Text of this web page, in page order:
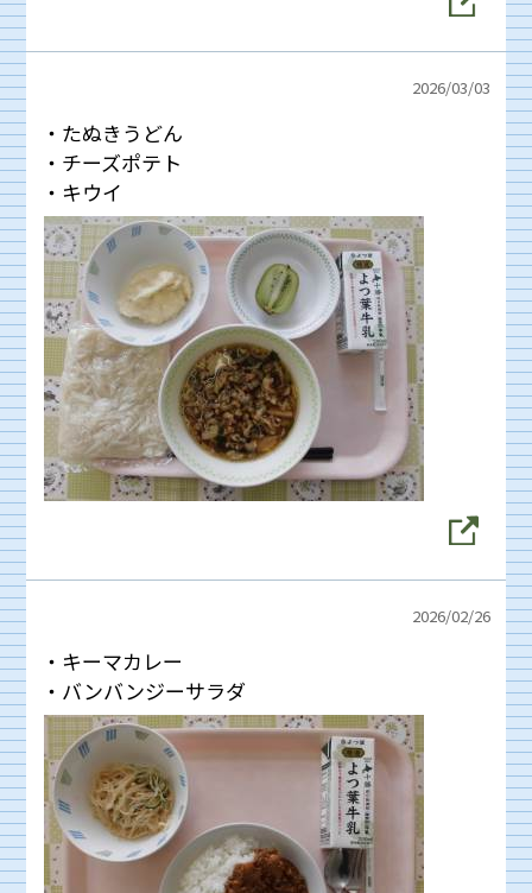
2026/03/03
・たぬきうどん
・チーズポテト
・キウイ
2026/02/26
・キーマカレー
・バンバンジーサラダ